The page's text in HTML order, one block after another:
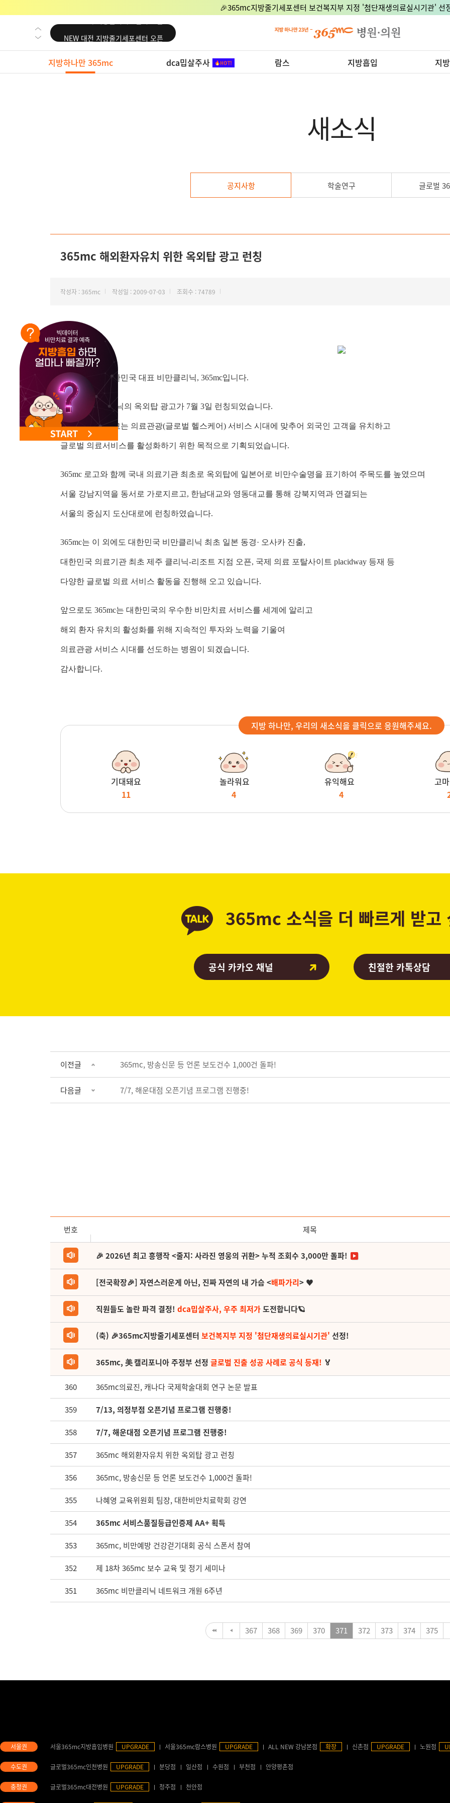
🎉365mc지방줄기세포센터 보건복지부 지정 '첨단재생의료실시기관' 선
NEW 교대 지방줄기세포센터 오픈
NEW 대전 지방줄기세포센터 오픈
NEW 노원 지방줄기세포센터 오픈
NEW 미국 LA점 오픈
지방하나만 365mc dca밉살주사 람스 지방흡입 지
새소식
공지사항 학술연구 글로벌
365mc 해외환자유치 위한 옥외탑 광고 런칭
작성자 : 365mc 작성일 : 2009-07-03 조회수 : 74789
안녕하세요. 대한민국 대표 비만클리닉, 365mc입니다.
365mc 비만클리닉의 옥외탑 광고가 7월 3일 런칭되었습니다.
이번 옥외탑 광고는 의료관광(글로벌 헬스케어) 서비스 시대에 맞추어 외국인 고객을 유치하고
글로벌 의료서비스를 활성화하기 위한 목적으로 기획되었습니다.
365mc 로고와 함께 국내 의료기관 최초로 옥외탑에 일본어로 비만수술명을 표기하여 주목도를 높였으며
서울 강남지역을 동서로 가로지르고, 한남대교와 영동대교를 통해 강북지역과 연결되는
서울의 중심지 도산대로에 런칭하였습니다.
365mc는 이 외에도 대한민국 비만클리닉 최초 일본 동경· 오사카 진출,
대한민국 의료기관 최초 제주 클리닉-리조트 지점 오픈, 국제 의료 포탈사이트 placidway 등재 등
다양한 글로벌 의료 서비스 활동을 진행해 오고 있습니다.
앞으로도 365mc는 대한민국의 우수한 비만치료 서비스를 세계에 알리고
해외 환자 유치의 활성화를 위해 지속적인 투자와 노력을 기울여
의료관광 서비스 시대를 선도하는 병원이 되겠습니다.
감사합니다.
지방 하나만, 우리의 새소식을 클릭으로 응원해주세요.
기대돼요
11
놀라워요
4
유익해요
4
고
365mc 소식을 더 빠르게 받고
공식 카카오 채널 친절한 카톡상담
이전글 365mc, 방송신문 등 언론 보도건수 1,000건 돌파!
다음글 7/7, 해운대점 오픈기념 프로그램 진행중!
번호 제목
🎉 2026년 최고 흥행작 <줄지: 사라진 영웅의 귀환> 누적 조회수 3,000만 돌파!
[전국확장🎉] 자연스러운게 아닌, 진짜 자연의 내 가슴 <배파가리> ♥
직원들도 놀란 파격 결정! dca밉살주사, 우주 최저가도전합니다🪐
(축) 🎉365mc지방줄기세포센터 보건복지부 지정 '첨단재생의료실시기관' 선정!
365mc, 美 캘리포니아 주정부 선정 글로벌 진출 성공 사례로 공식 등재! 🏅
360 365mc의료진, 캐나다 국제학술대회 연구 논문 발표
359 7/13, 의정부점 오픈기념 프로그램 진행중!
358 7/7, 해운대점 오픈기념 프로그램 진행중!
357 365mc 해외환자유치 위한 옥외탑 광고 런칭
356 365mc, 방송신문 등 언론 보도건수 1,000건 돌파!
355 나혜영 교육위원회 팀장, 대한비만치료학회 강연
354 365mc 서비스품질등급인증제 AA+ 획득
353 365mc, 비만예방 건강걷기대회 공식 스폰서 참여
352 제 18차 365mc 보수 교육 및 정기 세미나
351 365mc 비만클리닉 네트워크 개원 6주년
367 368 369 370 371 372 373 374 375
서울365mc지방흡입병원 UPGRADE 서울365mc람스병원 UPGRADE ALL NEW 강남본점 확장 신촌점 UPGRADE 노원점
글로벌365mc인천병원 UPGRADE 분당점 일산점 수원점 부천점 안양평촌점
글로벌365mc대전병원 UPGRADE 청주점 천안점